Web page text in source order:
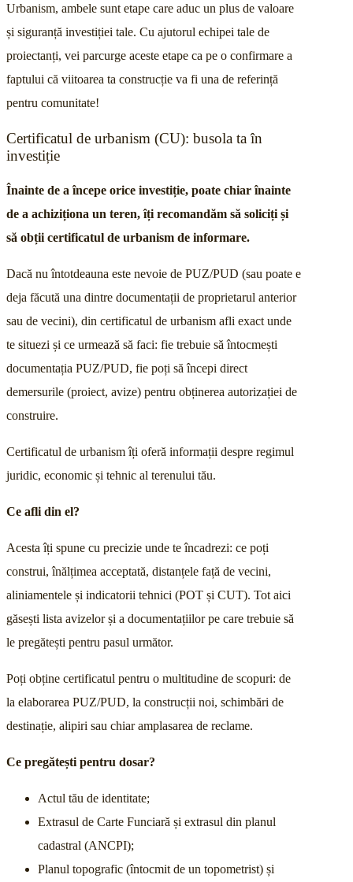
Urbanism, ambele sunt etape care aduc un plus de valoare
și siguranță investiției tale. Cu ajutorul echipei tale de
proiectanți, vei parcurge aceste etape ca pe o confirmare a
faptului că viitoarea ta construcție va fi una de referință
pentru comunitate!
Certificatul de urbanism (CU): busola ta în
investiție
Înainte de a începe orice investiție, poate chiar înainte
de a achiziționa un teren, îți recomandăm să soliciți și
să obții certificatul de urbanism de informare.
Dacă nu întotdeauna este nevoie de PUZ/PUD (sau poate e
deja făcută una dintre documentații de proprietarul anterior
sau de vecini), din certificatul de urbanism afli exact unde
te situezi și ce urmează să faci: fie trebuie să întocmești
documentația PUZ/PUD, fie poți să începi direct
demersurile (proiect, avize) pentru obținerea autorizației de
construire.
Certificatul de urbanism îți oferă informații despre regimul
juridic, economic și tehnic al terenului tău.
Ce afli din el?
Acesta îți spune cu precizie unde te încadrezi: ce poți
construi, înălțimea acceptată, distanțele față de vecini,
aliniamentele și indicatorii tehnici (POT și CUT). Tot aici
găsești lista avizelor și a documentațiilorpe care trebuie să
le pregătești pentru pasul următor.
Poți obține certificatul pentru o multitudine de scopuri: de
la elaborarea PUZ/PUD, la construcții noi, schimbări de
destinație, alipiri sau chiar amplasarea de reclame.
Ce pregătești pentru dosar?
Actul tău de identitate;
Extrasul de Carte Funciară și extrasul din planul
cadastral (ANCPI);
Planul topografic (întocmit de un topometrist) și